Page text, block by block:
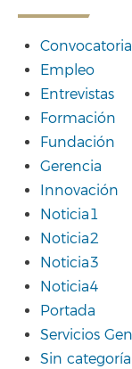
Empleo
Entrevistas
Formación
Fundación
Gerencia
Innovación
Noticia1
Noticia2
Noticia3
Noticia4
Portada
Servicios
Sin categoría